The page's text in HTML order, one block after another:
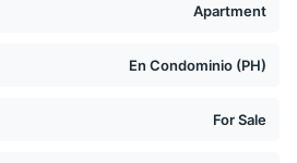
Apartment
En Condominio (PH)
For Sale